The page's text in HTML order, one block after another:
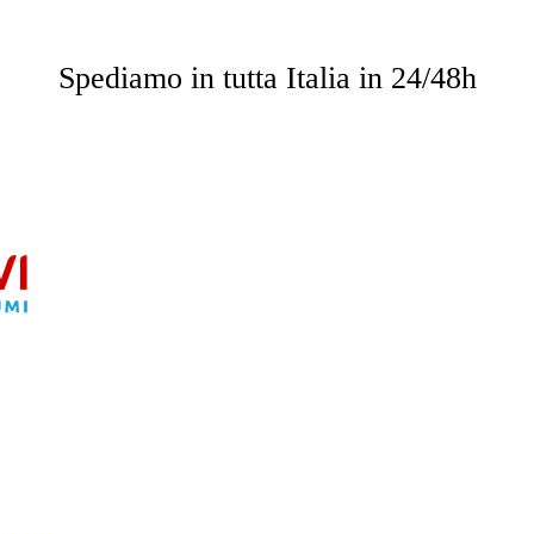
saranno omaggio per importi superiori a 49.90 € e su